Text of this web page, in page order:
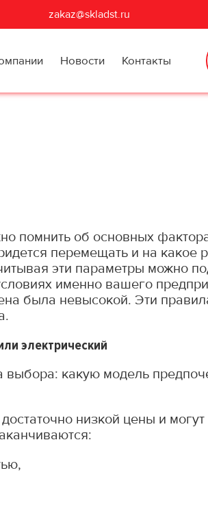
zakaz@skladst.ru
Новости Контакты
помнить об основных
перемещать и на какое
эти параметры можно
именно вашего
была невысокой. Эти
электрический
выбора: какую модель
низкой цены и